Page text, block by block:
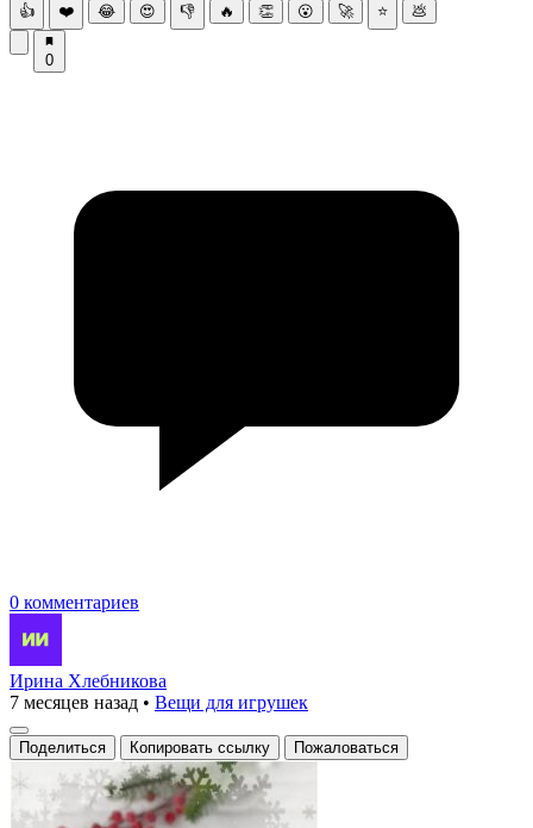
👍 ❤️ 😂 😍 👎 🔥 👏 😮 🚀 ⭐ 💩
0
0 комментариев
Ирина Хлебникова
7 месяцев назад • Вещи для игрушек
Поделиться Копировать ссылку Пожаловаться